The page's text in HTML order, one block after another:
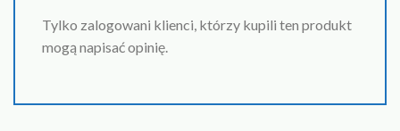
Tylko zalogowani klienci, którzy kupili ten produkt
mogą napisać opinię.